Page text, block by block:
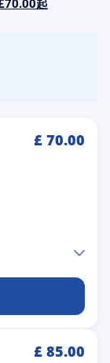
起
£ 70.00
£ 85.00